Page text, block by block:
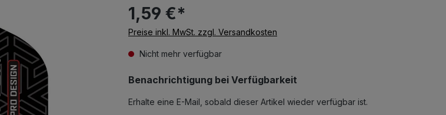
1,59 €*
Preise inkl. MwSt. zzgl. Versandkosten
Nicht mehr verfügbar
Benachrichtigung bei Verfügbarkeit
Erhalte eine E-Mail, sobald dieser Artikel wieder verfügbar ist.